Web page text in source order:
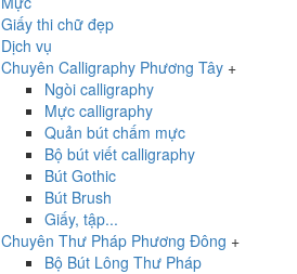
Giấy thi chữ đẹp
Dịch vụ
Chuyên Calligraphy Phương Tây +
Ngòi calligraphy
Mực calligraphy
Quản bút chấm mực
Bộ bút viết calligraphy
Bút Gothic
Bút Brush
Giấy, tập...
Chuyên Thư Pháp Phương Đông +
Bộ Bút Lông Thư Pháp